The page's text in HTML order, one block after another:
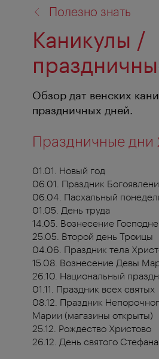
Полезно знать
Каникулы /
Обзор дат венских
праздничных дней.
Праздничные дни
01.01. Новый год
06.01. Праздник
06.04. Пасхальный
01.05. День труда
14.05. Вознесение Господне
25.05. Второй день Троицы
04.06. Праздник тела
15.08. Вознесение Девы
26.10. Национальный
01.11. Праздник всех святых
08.12. Праздник
Марии (магазины открыты)
25.12. Рождество Христово
26.12. День святого Стефана